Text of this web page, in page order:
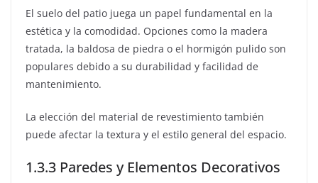
El suelo del patio juega un papel fundamental en la
estética y la comodidad. Opciones como la madera
tratada, la baldosa de piedra o el hormigón pulido son
populares debido a su durabilidad y facilidad de
mantenimiento.
La elección del material de revestimiento también
puede afectar la textura y el estilo general del espacio.
1.3.3 Paredes y Elementos Decorativos